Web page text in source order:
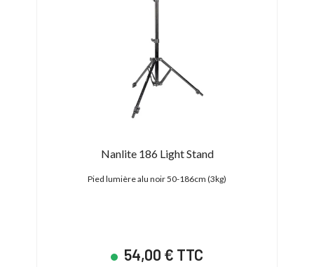
Nanlite 186 Light Stand
Pied lumière alu noir 50-186cm (3kg)
54,00 € TTC